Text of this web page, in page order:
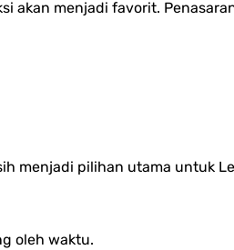
akan menjadi favorit.
menjadi pilihan utama untuk
oleh waktu.